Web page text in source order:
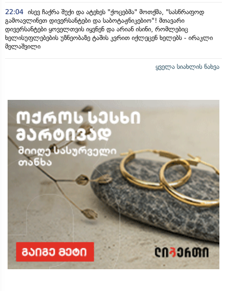
22:04 ისევ ჩაქრა შუქი და ატეხეს "ქოცებმა" მოთქმა, "სასწრაფოდ
გამოავლინეთ დივერსანტები და საბოტაჟნიკებიო"! მთავარი
დივერსანტები ყოველთვის იყვნენ და არიან ისინი, რომლებიც
ხელისუფლებების უზნეობაზე ტაშის კვრით იქლეცენ ხელებს - ირაკლი
მელაშვილი
ყველა სიახლის ნახვა